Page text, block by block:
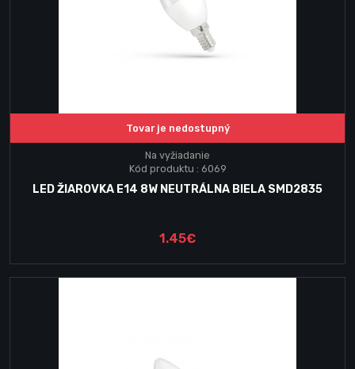
Tovar je nedostupný
Na vyžiadanie
Kód produktu : 6069
LED ŽIAROVKA E14 8W NEUTRÁLNA BIELA SMD2835
1.45€